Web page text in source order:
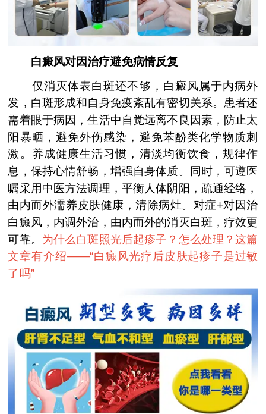
白癜风对因治疗避免病情反复
仅消灭体表白斑还不够，白癜风属于内病外
发，白斑形成和自身免疫紊乱有密切关系。患者还
需着眼于病因，生活中自觉远离不良因素，防止太
阳暴晒，避免外伤感染，避免苯酚类化学物质刺
激。养成健康生活习惯，清淡均衡饮食，规律作
息，保持心情舒畅，增强自身体质。同时，可遵医
嘱采用中医方法调理，平衡人体阴阳，疏通经络，
由内而外濡养皮肤健康，清除病灶。对症+对因治
白癜风，内调外治，由内而外的消灭白斑，疗效更
可靠。 为什么白斑照光后起疹子？怎么处理？这篇
文章有介绍——“白癜风光疗后皮肤起疹子是过敏
了吗”